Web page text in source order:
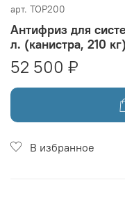
арт. TOP200
Антифриз для
л. (канистра, 210 кг)
52 500 ₽
В избранное